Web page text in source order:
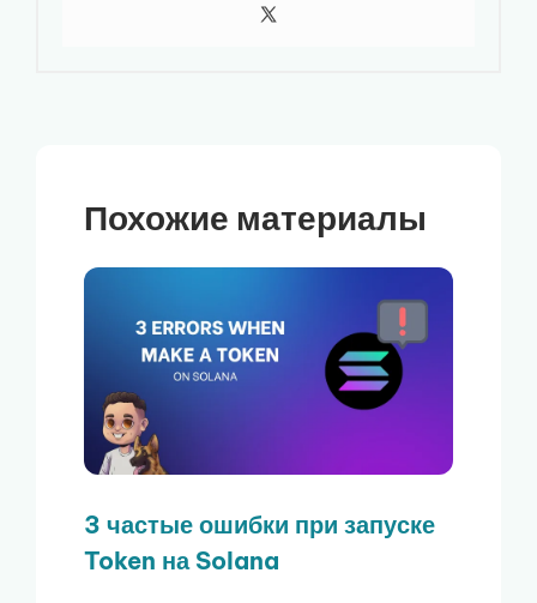
Похожие материалы
3 частые ошибки при запуске
Token на Solana